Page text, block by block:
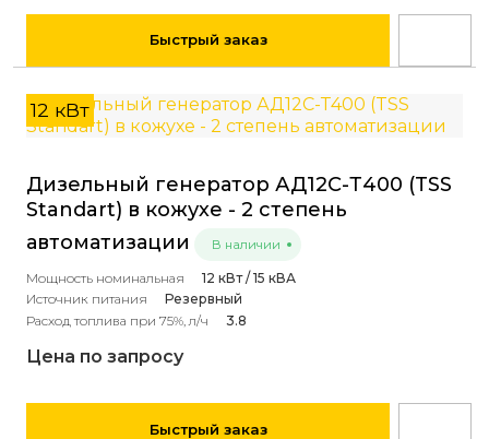
Быстрый заказ
12 кВт
Дизельный генератор АД12С-Т400 (TSS
Standart) в кожухе - 2 степень
автоматизации
В наличии
Мощность номинальная
12 кВт / 15 кВА
Источник питания
Резервный
Расход топлива при 75%, л/ч
3.8
Цена по запросу
Быстрый заказ